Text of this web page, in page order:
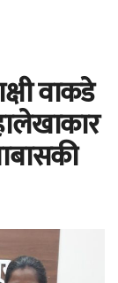
वाकडे